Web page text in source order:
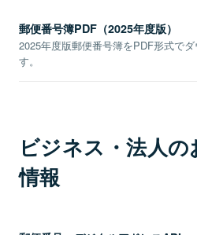
郵便番号簿PDF（2025年度版）
2025年度版郵便番号簿をPDF形式で
す。
ビジネス・法人
情報